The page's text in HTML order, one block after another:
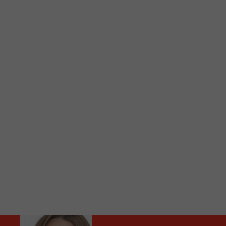
Audio